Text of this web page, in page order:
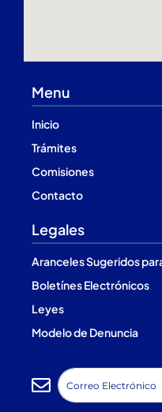
Menu
Inicio
Trámites
Comisiones
Contacto
Legales
Aranceles Sugeridos
Boletínes Electrónicos
Leyes
Modelo de Denuncia